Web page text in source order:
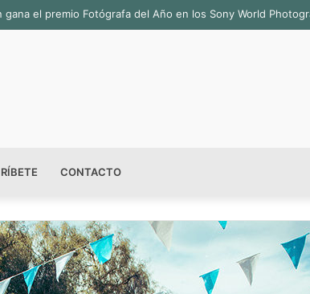
permanente «Pedro Valtierra» en la Fototeca de Zacatecas
CONTACTO